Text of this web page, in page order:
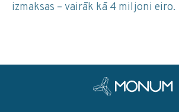
izmaksas – vairāk kā 4 miljoni eiro.